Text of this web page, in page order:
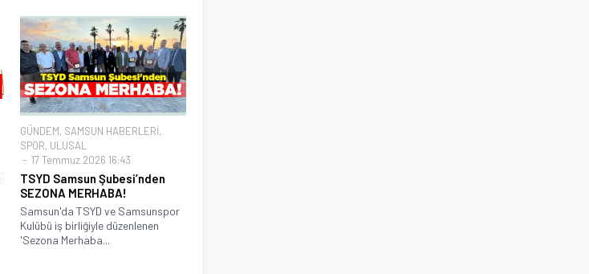
GÜNDEM, SAMSUN HABERLERİ,
SPOR, ULUSAL
17 Temmuz 2026 16:43
TSYD Samsun Şubesi’nden
SEZONA MERHABA!
Samsun'da TSYD ve Samsunspor
Kulübü iş birliğiyle düzenlenen
'Sezona Merhaba...